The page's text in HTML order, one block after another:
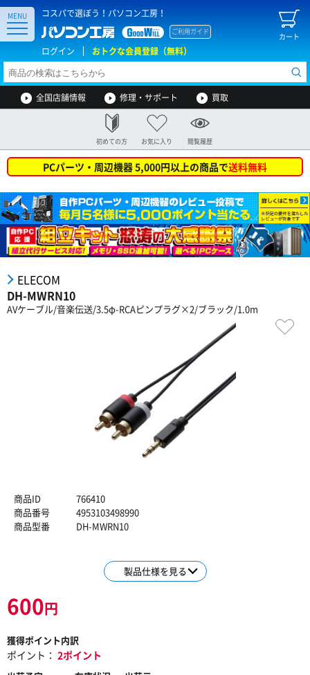
コスパで選ぼう！パソコン工房！
カート
ご利用ガイド
ログイン おトクな会員登録（無料）
MENU
全国店舗情報 修理・サポート 買取
初めての方 お気に入り 閲覧履歴
PCパーツ・周辺機器 5,000円以上の商品で送料無料
ELECOM
DH-MWRN10
AVケーブル/音楽伝送/3.5φ-RCAピンプラグ×2/ブラック/1.0m
商品ID
766410
商品番号
4953103498990
商品型番
DH-MWRN10
製品仕様を見る
600円
獲得ポイント内訳
ポイント： 2ポイント